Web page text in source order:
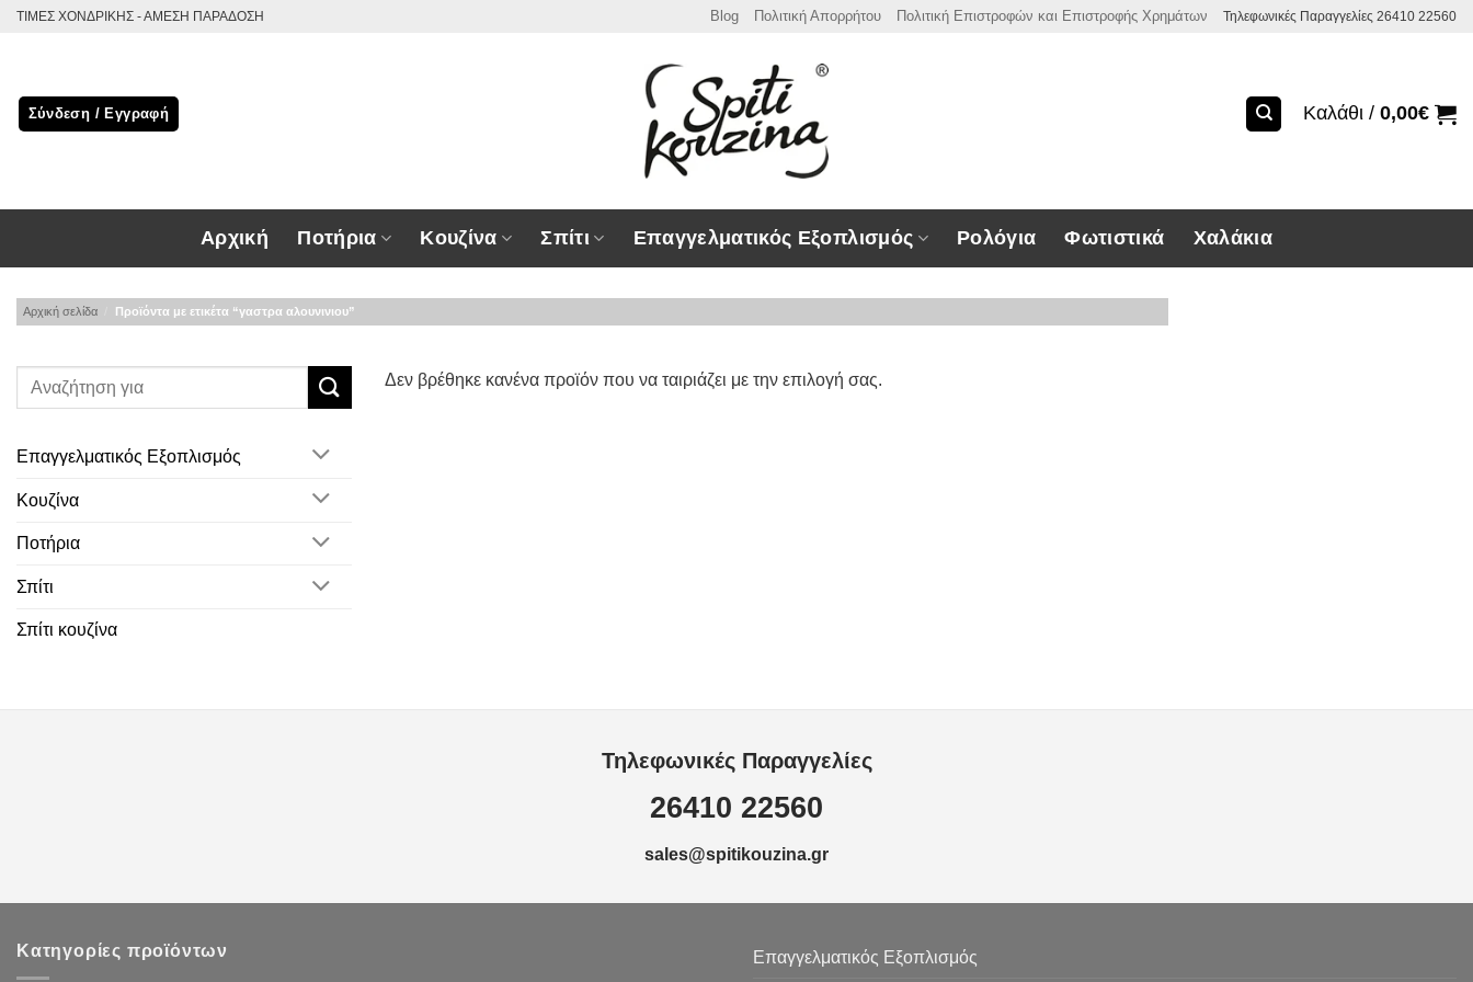
Μετάβαση
ΤΙΜΕΣ ΧΟΝΔΡΙΚΗΣ - ΑΜΕΣΗ ΠΑΡΑΔΟΣΗ Blog Πολιτική Απορρήτου Πολιτική Επιστροφών και Επιστροφής Χρημάτων Τηλεφωνικές Παραγγελίες 26410 22560
Σύνδεση / Εγγραφή Καλάθι / 0,00€
Αρχική Ποτήρια Κουζίνα Σπίτι Επαγγελματικός Εξοπλισμός Ρολόγια Φωτιστικά Χαλάκια
Αρχική σελίδα Προϊόντα με ετικέτα “γαστρα αλουνινιου”
Επαγγελματικός Εξοπλισμός
Κουζίνα
Ποτήρια
Σπίτι
Σπίτι κουζίνα
Δεν βρέθηκε κανένα προϊόν που να ταιριάζει με την επιλογή σας.
Τηλεφωνικές Παραγγελίες
26410 22560
sales@spitikouzina.gr
Κατηγορίες προϊόντων Επαγγελματικός Εξοπλισμός